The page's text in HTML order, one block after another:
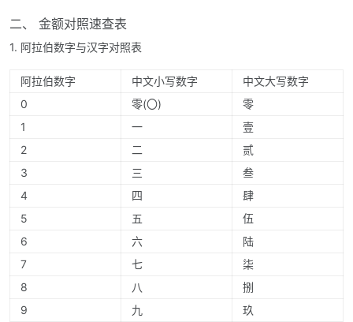
二、 金额对照速查表
1. 阿拉伯数字与汉字对照表
阿拉伯数字 中文小写数字
中文大写数字
0
零(〇)
零
1
一
壹
2
二
贰
3
三
叁
4
四
肆
5
五
伍
6
六
陆
7
七
柒
8
八
捌
9
九 玖